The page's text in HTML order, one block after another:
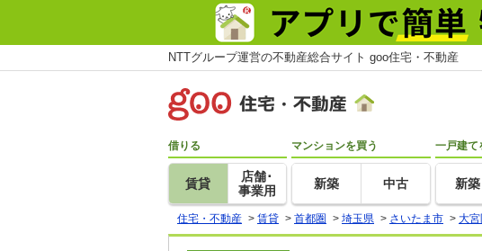
NTTグループ運営の不動産総合サイト goo住宅・不動産
借りる
賃貸
店舗･
事業用
マンションを買う
新築 中古
一戸建て
新築
住宅・不動産 > 賃貸 > 首都圏 > 埼玉県 > さいたま市 > 大宮